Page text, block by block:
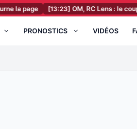
[13:23] OM, RC Lens : le couperet
PRONOSTICS VIDÉOS